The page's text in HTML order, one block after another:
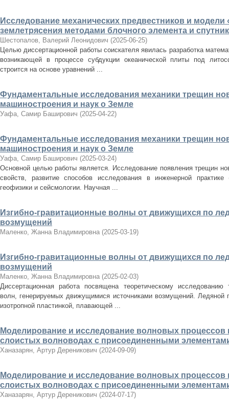
Исследование механических предвестников и модели
землетрясения методами блочного элемента и
Шестопалов, Валерий Леонидович (2025-06-25)
Целью диссертационной работы соискателя явилась разработка
возникающей в процессе субдукции океанической плиты под
строится на основе уравнений ...
Фундаментальные исследования механики трещин
машиностроения и наук о Земле
Уафа, Самир Баширович (2025-04-22)
Фундаментальные исследования механики трещин
машиностроения и наук о Земле
Уафа, Самир Баширович (2025-03-24)
Основной целью работы является. Исследование появления трещин
свойств, развитие способов исследования в инженерной
геофизики и сейсмологии. Научная ...
Изгибно-гравитационные волны от движущихся по
возмущений
Маленко, Жанна Владимировна (2025-03-19)
Изгибно-гравитационные волны от движущихся по
возмущений
Маленко, Жанна Владимировна (2025-02-03)
Диссертационная работа посвящена теоретическому исследованию
волн, генерируемых движущимися источниками возмущений. Ледяной
изотропной пластинкой, плавающей ...
Моделирование и исследование волновых процессов
слоистых волноводах с присоединенными
Ханазарян, Артур Дереникович (2024-09-09)
Моделирование и исследование волновых процессов
слоистых волноводах с присоединенными
Ханазарян, Артур Дереникович (2024-07-17)